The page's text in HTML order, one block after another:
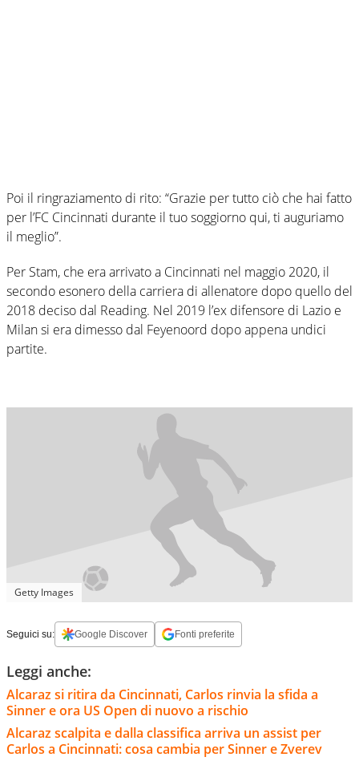
Poi il ringraziamento di rito: “Grazie per tutto ciò che hai fatto
per l’FC Cincinnati durante il tuo soggiorno qui, ti auguriamo
il meglio”.
Per Stam, che era arrivato a Cincinnati nel maggio 2020, il
secondo esonero della carriera di allenatore dopo quello del
2018 deciso dal Reading. Nel 2019 l’ex difensore di Lazio e
Milan si era dimesso dal Feyenoord dopo appena undici
partite.
Getty Images
Seguici su: Google Discover Fonti preferite
Leggi anche:
Alcaraz si ritira da Cincinnati, Carlos rinvia la sfida a
Sinner e ora US Open di nuovo a rischio
Alcaraz scalpita e dalla classifica arriva un assist per
Carlos a Cincinnati: cosa cambia per Sinner e Zverev